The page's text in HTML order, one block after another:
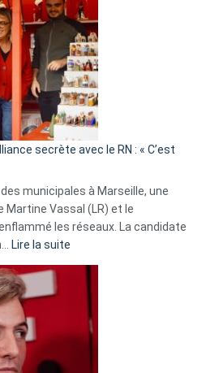
Algérie
secrète avec le RN : « C’est
municipales à Marseille, une
Vassal (LR) et le
les réseaux. La candidate
Lire la suite
Martine
Vassal
d’alliance
secrète